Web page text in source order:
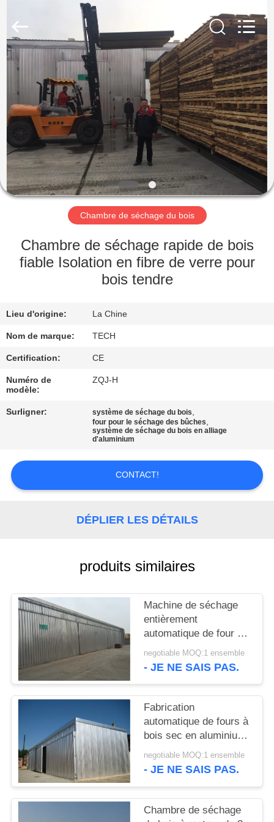
MAISON
PRODUITS
À
PROPOS
DE
NOUS
VISITE
D'USINE
DE
QUALITÉ
CONTACTEZ-
NOUS
NOUVELLES
CAS
PRIVACY
POLICY
Equipment
Ltd..
Rights
Reserved.
Chambre de séchage du bois
Chambre de séchage rapide de bois
fiable Isolation en fibre de verre pour
bois tendre
Lieu d'origine: La Chine
Nom de marque: TECH
Certification: CE
Numéro de
modèle:
ZQJ-H
Surligner: système de séchage du bois,
four pour le séchage des bûches,
système de séchage du bois en alliage
d'aluminium
CONTACT!
DÉPLIER LES DÉTAILS
produits similaires
Machine de séchage
entièrement
automatique de four à
bois
negotiable MOQ:1 ensemble
- JE NE SAIS PAS.
Fabrication
automatique de fours à
bois sec en aluminium
/ acier inoxydable
negotiable MOQ:1 ensemble
- JE NE SAIS PAS.
Chambre de séchage